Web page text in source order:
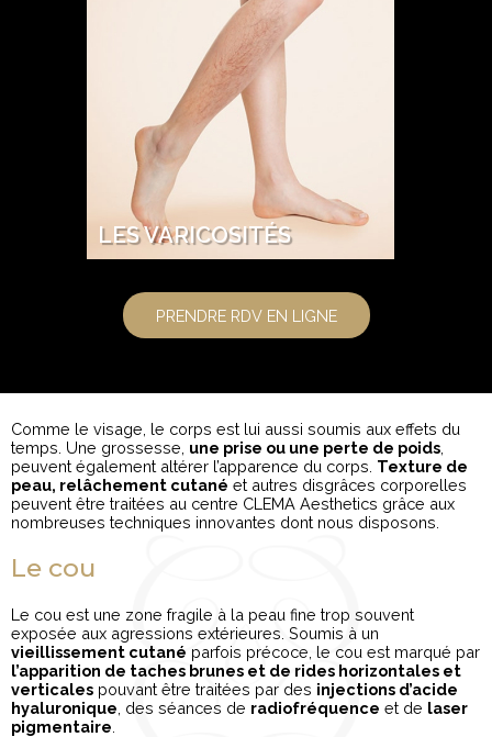
LES VARICOSITÉS
PRENDRE RDV EN LIGNE
Comme le visage, le corps est lui aussi soumis aux effets du
temps. Une grossesse, une prise ou une perte de poids
peuvent également altérer l’apparence du corps. Texture de
peau, relâchement cutané et autres disgrâces corporelles
peuvent être traitées au centre CLEMA Aesthetics grâce aux
nombreuses techniques innovantes dont nous disposons.
Le cou
Le cou est une zone fragile à la peau fine trop souvent
exposée aux agressions extérieures. Soumis à un
vieillissement cutané parfois précoce, le cou est marqué par
l’apparition de taches brunes et de rides horizontales et
verticales pouvant être traitées par des injections d’acide
hyaluronique , des séances de radiofréquence et de laser
pigmentaire